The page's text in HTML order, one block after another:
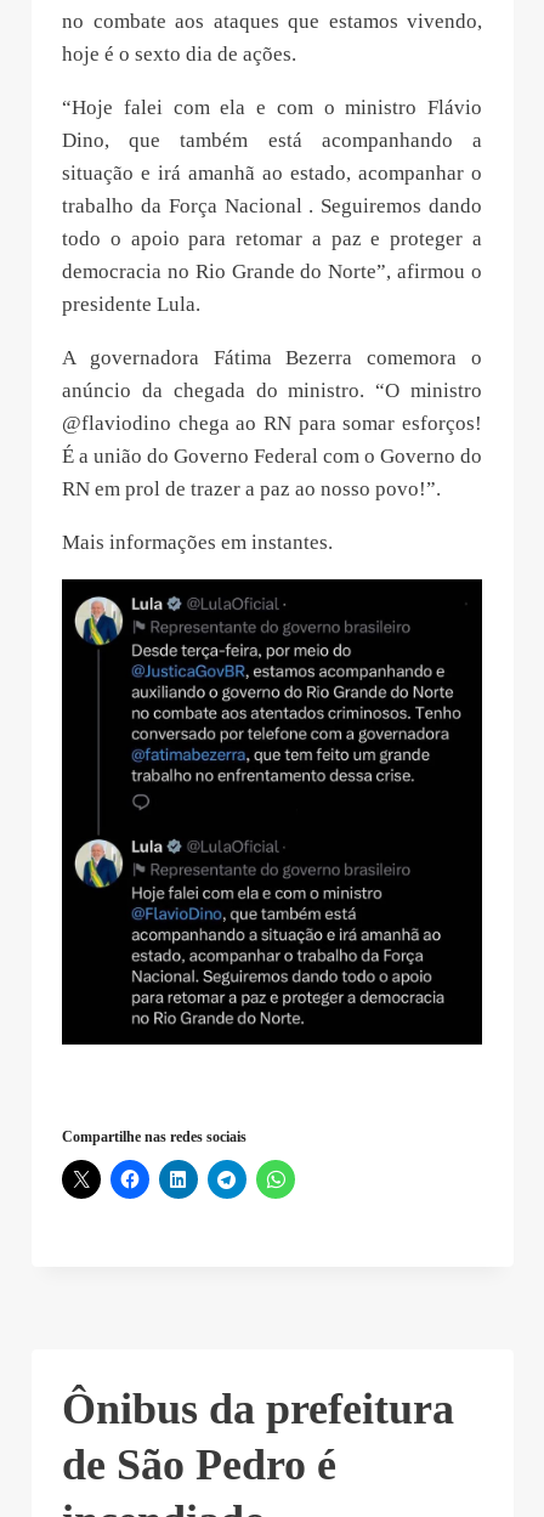
no combate aos ataques que estamos vivendo,
hoje é o sexto dia de ações.
“Hoje falei com ela e com o ministro Flávio
Dino, que também está acompanhando a
situação e irá amanhã ao estado, acompanhar o
trabalho da Força Nacional . Seguiremos dando
todo o apoio para retomar a paz e proteger a
democracia no Rio Grande do Norte”, afirmou o
presidente Lula.
A governadora Fátima Bezerra comemora o
anúncio da chegada do ministro. “O ministro
@flaviodino chega ao RN para somar esforços!
É a união do Governo Federal com o Governo do
RN em prol de trazer a paz ao nosso povo!”.
Mais informações em instantes.
Compartilhe nas redes sociais
Ônibus da prefeitura
de São Pedro é